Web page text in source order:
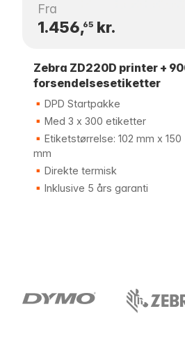
Fra
1.456,65kr.
Zebra ZD220D printer +
forsendelsesetiketter
DPD Startpakke
Med 3 x 300 etiketter
Etiketstørrelse: 102 mm x 150
mm
Direkte termisk
Inklusive 5 års garanti